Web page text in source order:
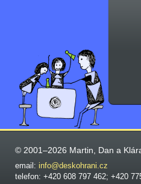
© 2001–2026 Martin, Dan a
email: info@deskohrani.cz
telefon: +420 608 797 462; +420